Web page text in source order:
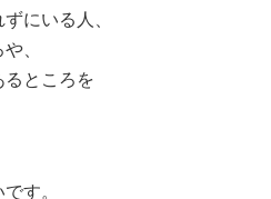
にいる人、
、
るところを
す。